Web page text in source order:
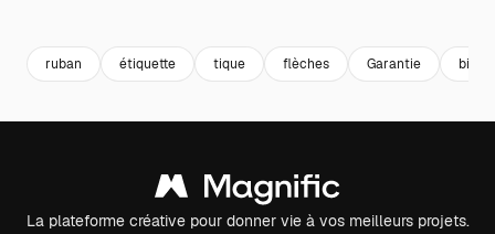
ruban étiquette tique flèches Garantie bien
La plateforme créative pour donner vie à vos meilleurs projets.